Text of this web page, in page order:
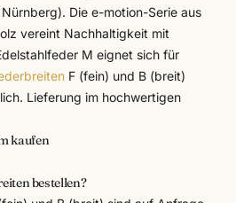
Die e-motion-Serie aus
vereint Nachhaltigkeit mit
M eignet sich für
F (fein) und B (breit)
Lieferung im hochwertigen
kaufen
bestellen?